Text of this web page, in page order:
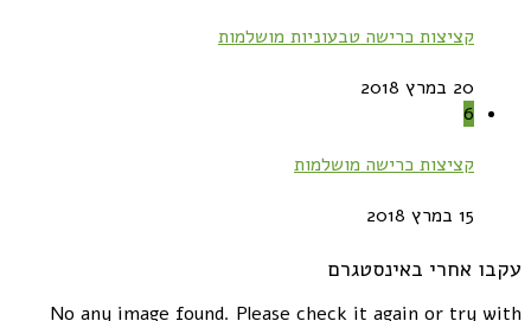
קציצות כרישה טבעוניות מושלמות
20 במרץ 2018
6
קציצות כרישה מושלמות
15 במרץ 2018
עקבו אחרי באינסטגרם
No any image found. Please check it again or try with